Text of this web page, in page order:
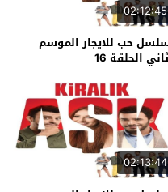
02:12:45
حب للايجار الموسم
الحلقة 16
02:13:44